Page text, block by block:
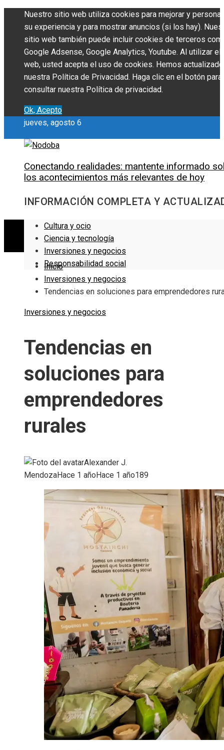
Nuestro sitio web utiliza cookies para mejorar y
su experiencia y para mostrar anuncios (si los hay).
sitio web también puede incluir cookies de terceros
Google Adsense, Google Analytics, Youtube. Al utilizar
web, usted acepta el uso de cookies. Hemos actualizado
nuestra Política de Privacidad. Haga clic en el botón para
consultar nuestra Política de privacidad.
Ok, Acepto
jueves, agosto 6
Conectando realidades: mantente informado
los acontecimientos más relevantes de hoy
INFORMACIÓN COMPLETA Y
Cultura y ocio
Ciencia y tecnología
Inversiones y negocios
Responsabilidad social
Inicio
Inversiones y negocios
Tendencias en soluciones para emprendedores
Inversiones y negocios
Tendencias en
soluciones para
emprendedores
rurales
Alexander J.
MendozaHace 1 añoHace 1 año189